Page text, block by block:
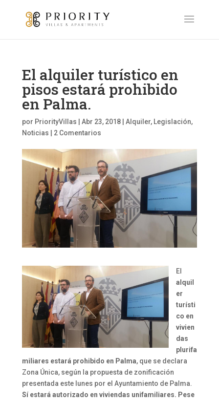
El alquiler turístico en
pisos estará prohibido
en Palma.
por PriorityVillas Abr 23, 2018| Alquiler, Legislación,
Noticias
2 Comentarios
El
alquil
er
turísti
co en
vivien
das
plurifa
miliares estará prohibido en Palma, que se declara
Zona Única, según la propuesta de zonificación
presentada este lunes por el Ayuntamiento de Palma.
Sí estará autorizado en viviendas unifamiliares. Pese